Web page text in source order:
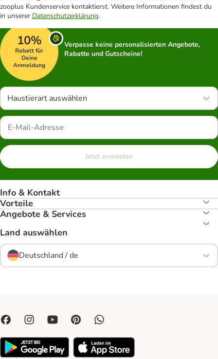
zooplus Kundenservice kontaktierst. Weitere Informationen findest du
in unserer Datenschutzerklärung.
10%
Rabatt für
Deine
Anmeldung
Verpasse keine personalisierten Angebote,
Rabatte und Gutscheine!
Haustierart auswählen
Jetzt anmelden
Info & Kontakt
Vorteile
Angebote & Services
Land auswählen
Deutschland / de